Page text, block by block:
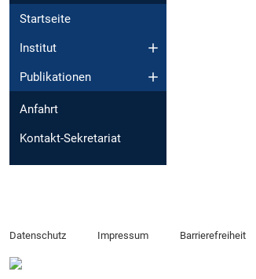
Startseite
Institut
Publikationen
Anfahrt
Kontakt-Sekretariat
Datenschutz Impressum Barrierefreiheit